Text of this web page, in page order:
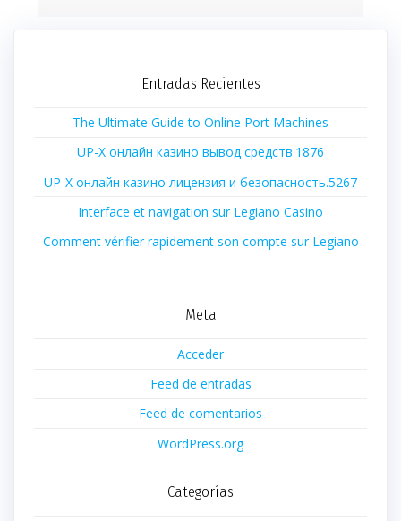
Entradas Recientes
The Ultimate Guide to Online Port Machines
UP-X онлайн казино вывод средств.1876
UP-X онлайн казино лицензия и безопасность.5267
Interface et navigation sur Legiano Casino
Comment vérifier rapidement son compte sur Legiano
Meta
Acceder
Feed de entradas
Feed de comentarios
WordPress.org
Categorías